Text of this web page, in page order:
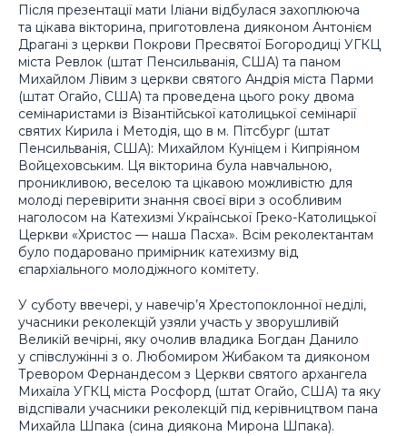
Після презентації мати Іліани відбулася захоплююча
та цікава вікторина, приготовлена дияконом Антонієм
Драгані з церкви Покрови Пресвятої Богородиці УГКЦ
міста Ревлок (штат Пенсильванія, США) та паном
Михайлом Лівим з церкви святого Андрія міста Парми
(штат Огайо, США) та проведена цього року двома
семінаристами із Візантійської католицької семінарії
святих Кирила і Методія, що в м. Пітсбург (штат
Пенсильванія, США): Михайлом Куніцем і Кипріяном
Войцеховським. Ця вікторина була навчальною,
проникливою, веселою та цікавою можливістю для
молоді перевірити знання своєї віри з особливим
наголосом на Катехизмі Української Греко-Католицької
Церкви «Христос — наша Пасха». Всім реколектантам
було подаровано примірник катехизму від
єпархіального молодіжного комітету.
У суботу ввечері, у навечір’я Хрестопоклонної неділі,
учасники реколекцій узяли участь у зворушливій
Великій вечірні, яку очолив владика Богдан Данило
у співслужінні з о. Любомиром Жибаком та дияконом
Тревором Фернандесом з Церкви святого архангела
Михаїла УГКЦ міста Росфорд (штат Огайо, США) та яку
відспівали учасники реколекцій під керівництвом пана
Михайла Шпака (сина диякона Мирона Шпака).